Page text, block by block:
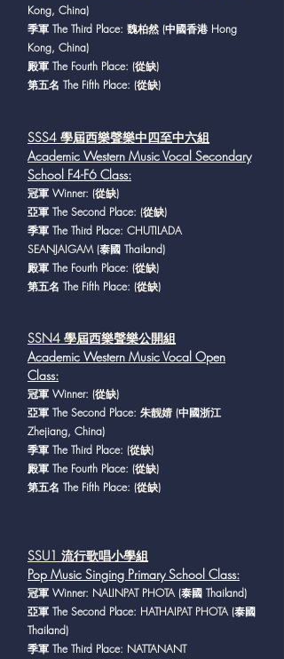
Kong, China)
季軍 The Third Place: 魏柏然 (中國香港 Hong
Kong, China)
殿軍 The Fourth Place: (從缺)
第五名 The Fifth Place: (從缺)
SSS4 學屆西樂聲樂中四至中六組
Academic Western Music Vocal Secondary
School F4-F6 Class:
冠軍 Winner: (從缺)
亞軍 The Second Place: (從缺)
季軍 The Third Place: CHUTILADA
SEANJAIGAM(泰國 Thailand)
殿軍 The Fourth Place: (從缺)
第五名 The Fifth Place: (從缺)
SSN4 學屆西樂聲樂公開組
Academic Western Music Vocal Open
Class:
冠軍 Winner: (從缺)
亞軍 The Second Place: 朱靓婧 (中國浙江
Zhejiang, China)
季軍 The Third Place: (從缺)
殿軍 The Fourth Place: (從缺)
第五名 The Fifth Place: (從缺)
SSU1 流行歌唱小學組
Pop Music Singing Primary School Class:
冠軍 Winner: NALINPAT PHOTA (泰國 Thailand)
亞軍 The Second Place: HATHAIPAT PHOTA (泰國
Thailand)
季軍 The Third Place: NATTANANT